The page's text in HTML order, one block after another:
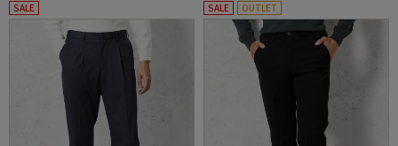
SALE SALE OUTLET